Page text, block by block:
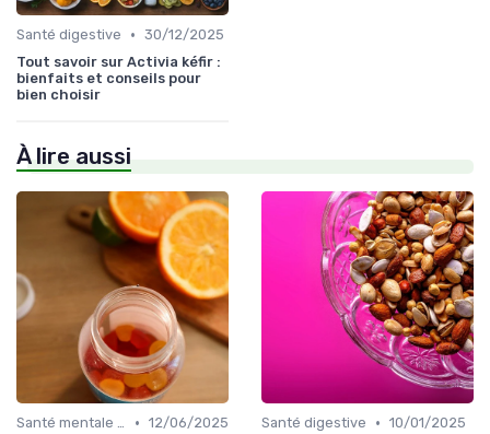
Santé digestive • 30/12/2025
Tout savoir sur Activia kéfir :
bienfaits et conseils pour
bien choisir
À lire aussi
Santé mentale et probiotiques • 12/06/2025
Santé digestive • 10/01/2025